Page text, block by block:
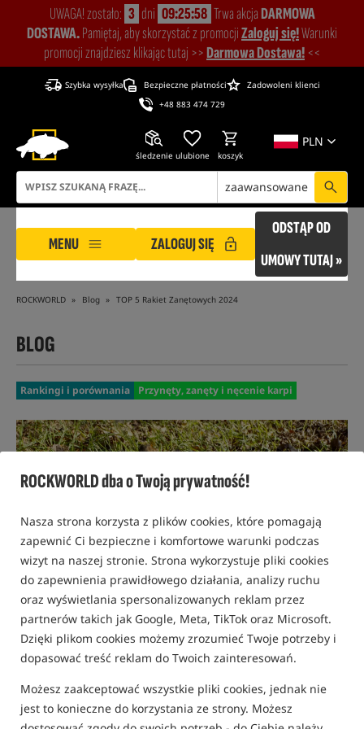
ROCKWORLD dba o Twoją prywatność!
Nasza strona korzysta z plików cookies, które pomagają
zapewnić Ci bezpieczne i komfortowe warunki podczas
wizyt na naszej stronie. Strona wykorzystuje pliki cookies
do zapewnienia prawidłowego działania, analizy ruchu
oraz wyświetlania spersonalizowanych reklam przez
partnerów takich jak Google, Meta, TikTok oraz Microsoft.
Dzięki plikom cookies możemy zrozumieć Twoje potrzeby i
dopasować treść reklam do Twoich zainteresowań.
Możesz zaakceptować wszystkie pliki cookies, jednak nie
jest to konieczne do korzystania ze strony. Możesz
UWAGA! zostało: 3 dni 09:25:58 Trwa akcjaDARMOWA
DOSTAWA.Pamiętaj, aby skorzystać z promocjiZaloguj się!Warunki
promocji znajdziesz klikając tutaj >>Darmowa Dostawa! <<
Szybka wysyłka Bezpieczne płatności
Zadowoleni klienci
+48 883 474 729
PLN
śledzenie ulubione koszyk
zaawansowane
MENU ZALOGUJ SIĘ
ODSTĄP OD
UMOWY TUTAJ »
ROCKWORLD Blog TOP 5 Rakiet Zanętowych 2024
BLOG
Rankingi i porównania Przynęty, zanęty i nęcenie karpi
02 LISTOPADA 2023 R. ADAM SKRZYPEK